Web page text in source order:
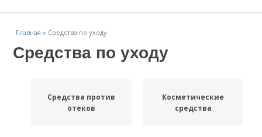
Главная » Средства по уходу
Средства по уходу
Средства против
отеков
Косметические
средства